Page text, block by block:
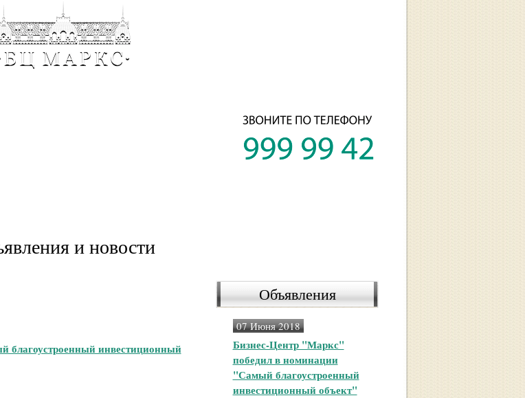
и новости
инвестиционный
Объявления
07 Июня 2018
Бизнес-Центр "Маркс"
победил в номинации
"Самый благоустроенный
инвестиционный объект"